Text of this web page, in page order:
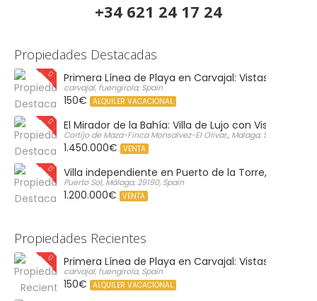
+34 621 24 17 24
Propiedades Destacadas
Primera Línea de Playa en Carvajal: Vistas al Mar y
carvajal, fuengirola, Spain
150€ ALQUILER VACACIONAL
El Mirador de la Bahía: Villa de Lujo con Vistas
Cortijo de Maza-Finca Monsalvez-El Olivar,, Malaga, Spain
1.450.000€ VENTA
Villa independiente en Puerto de la Torre, Málaga
Puerto Sol, Málaga, 29190, Spain
1.200.000€ VENTA
Propiedades Recientes
Primera Línea de Playa en Carvajal: Vistas al Mar y
carvajal, fuengirola, Spain
150€ ALQUILER VACACIONAL